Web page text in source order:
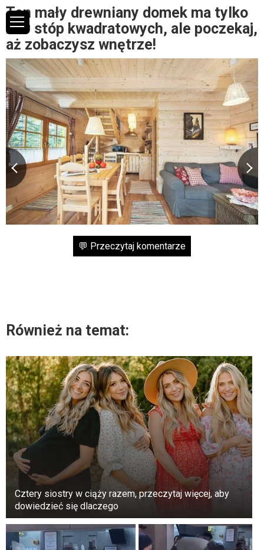
Ten mały drewniany domek ma tylko
290 stóp kwadratowych, ale poczekaj,
aż zobaczysz wnętrze!
💬 Przeczytaj komentarze
Również na temat:
Cztery siostry w ciąży razem, przeczytaj więcej, aby
dowiedzieć się dlaczego